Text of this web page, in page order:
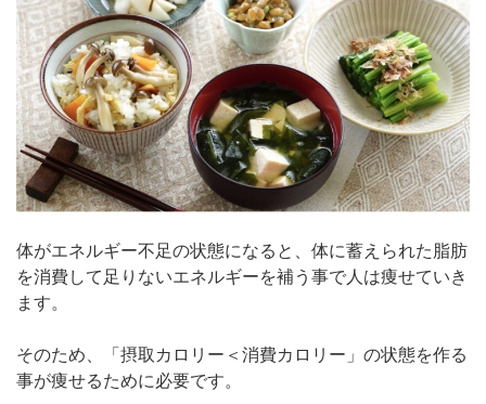
体がエネルギー不足の状態になると、体に蓄えられた脂肪
を消費して足りないエネルギーを補う事で人は痩せていき
ます。
そのため、「摂取カロリー＜消費カロリー」の状態を作る
事が痩せるために必要です。